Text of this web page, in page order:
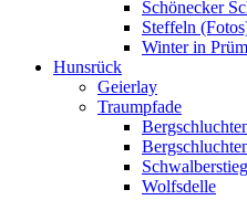
Schönecker
Steffeln
Winter in Prüm
Hunsrück
Geierlay
Traumpfade
Schwalberstieg
Wolfsdelle